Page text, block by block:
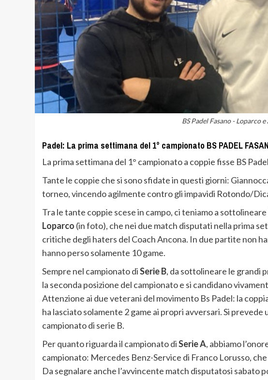
BS Padel Fasano - Loparco
Padel: La prima settimana del 1° campionato BS PADEL
La prima settimana del 1° campionato a coppie fisse BS
Tante le coppie che si sono sfidate in questi giorni:
torneo, vincendo agilmente contro gli impavidi Rotondo/
Tra le tante coppie scese in campo, ci teniamo a
Loparco (in foto), che nei due match disputati nella prima
critiche degli haters del Coach Ancona. In due partite non
hanno perso solamente 10 game.
Sempre nel campionato diSerie B, da sottolineare le grandi
la seconda posizione del campionato e si candidano
Attenzione ai due veterani del movimento Bs Padel: la
ha lasciato solamente 2 game ai propri avversari. Si
campionato di serie B.
Per quanto riguarda il campionato diSerie A, abbiamo
campionato: Mercedes Benz-Service di Franco Lorusso,
Da segnalare anche l’avvincente match disputatosi sabato